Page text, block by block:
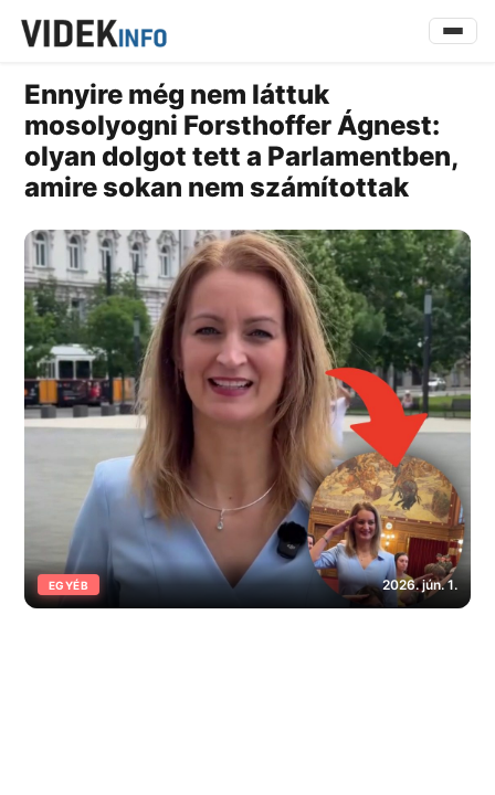
Ennyire még nem láttuk
mosolyogni Forsthoffer Ágnest:
olyan dolgot tett a Parlamentben,
amire sokan nem számítottak
EGYÉB 2026. jún. 1.